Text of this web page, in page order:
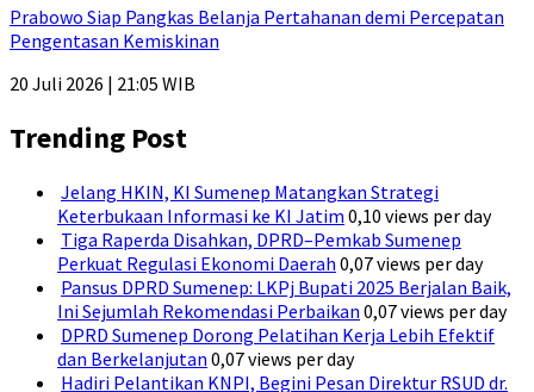
Prabowo Siap Pangkas Belanja Pertahanan demi Percepatan
Pengentasan Kemiskinan
20 Juli 2026 | 21:05 WIB
Trending Post
Jelang HKIN, KI Sumenep Matangkan Strategi
Keterbukaan Informasi ke KI Jatim 0,10 views per day
Tiga Raperda Disahkan, DPRD–Pemkab Sumenep
Perkuat Regulasi Ekonomi Daerah 0,07 views per day
Pansus DPRD Sumenep: LKPj Bupati 2025 Berjalan Baik,
Ini Sejumlah Rekomendasi Perbaikan 0,07 views per day
DPRD Sumenep Dorong Pelatihan Kerja Lebih Efektif
dan Berkelanjutan 0,07 views per day
Hadiri Pelantikan KNPI, Begini Pesan Direktur RSUD dr.